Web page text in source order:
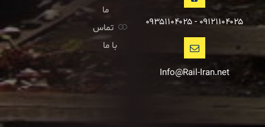
۰۹۱۲۱۱۰۴۰۲۵ - ۰۹۳۵۱۱۰۴۰۲۵
Info@Rail-Iran.net
ما
تماس
با ما